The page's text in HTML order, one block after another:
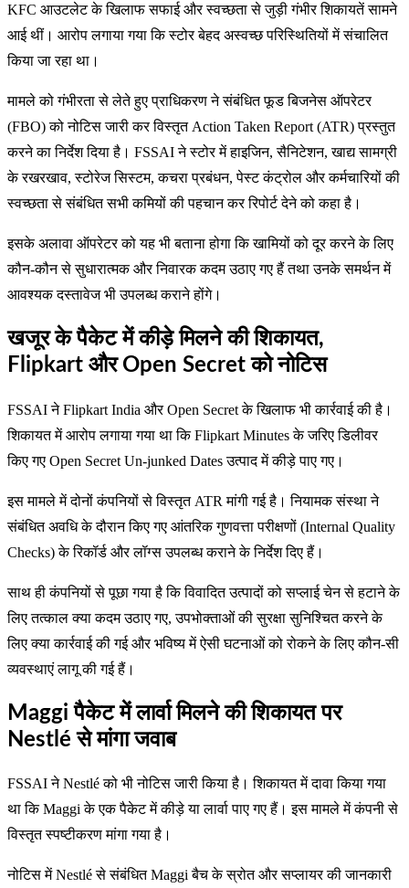
KFC आउटलेट के खिलाफ सफाई और स्वच्छता से जुड़ी गंभीर शिकायतें सामने
आई थीं। आरोप लगाया गया कि स्टोर बेहद अस्वच्छ परिस्थितियों में संचालित
किया जा रहा था।
मामले को गंभीरता से लेते हुए प्राधिकरण ने संबंधित फूड बिजनेस ऑपरेटर
(FBO) को नोटिस जारी कर विस्तृत Action Taken Report (ATR) प्रस्तुत
करने का निर्देश दिया है। FSSAI ने स्टोर में हाइजिन, सैनिटेशन, खाद्य सामग्री
के रखरखाव, स्टोरेज सिस्टम, कचरा प्रबंधन, पेस्ट कंट्रोल और कर्मचारियों की
स्वच्छता से संबंधित सभी कमियों की पहचान कर रिपोर्ट देने को कहा है।
इसके अलावा ऑपरेटर को यह भी बताना होगा कि खामियों को दूर करने के लिए
कौन-कौन से सुधारात्मक और निवारक कदम उठाए गए हैं तथा उनके समर्थन में
आवश्यक दस्तावेज भी उपलब्ध कराने होंगे।
खजूर के पैकेट में कीड़े मिलने की शिकायत,
Flipkart और Open Secret को नोटिस
FSSAI ने Flipkart India और Open Secret के खिलाफ भी कार्रवाई की है।
शिकायत में आरोप लगाया गया था कि Flipkart Minutes के जरिए डिलीवर
किए गए Open Secret Un-junked Dates उत्पाद में कीड़े पाए गए।
इस मामले में दोनों कंपनियों से विस्तृत ATR मांगी गई है। नियामक संस्था ने
संबंधित अवधि के दौरान किए गए आंतरिक गुणवत्ता परीक्षणों (Internal Quality
Checks) के रिकॉर्ड और लॉग्स उपलब्ध कराने के निर्देश दिए हैं।
साथ ही कंपनियों से पूछा गया है कि विवादित उत्पादों को सप्लाई चेन से हटाने के
लिए तत्काल क्या कदम उठाए गए, उपभोक्ताओं की सुरक्षा सुनिश्चित करने के
लिए क्या कार्रवाई की गई और भविष्य में ऐसी घटनाओं को रोकने के लिए कौन-सी
व्यवस्थाएं लागू की गई हैं।
Maggi पैकेट में लार्वा मिलने की शिकायत पर
Nestlé से मांगा जवाब
FSSAI ने Nestlé को भी नोटिस जारी किया है। शिकायत में दावा किया गया
था कि Maggi के एक पैकेट में कीड़े या लार्वा पाए गए हैं। इस मामले में कंपनी से
विस्तृत स्पष्टीकरण मांगा गया है।
नोटिस में Nestlé से संबंधित Maggi बैच के स्रोत और सप्लायर की जानकारी